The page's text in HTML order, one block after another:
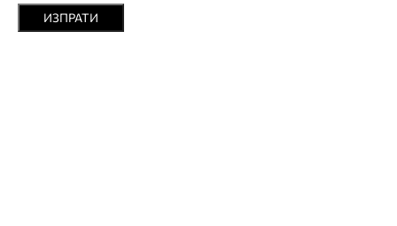
ИЗПРАТИ